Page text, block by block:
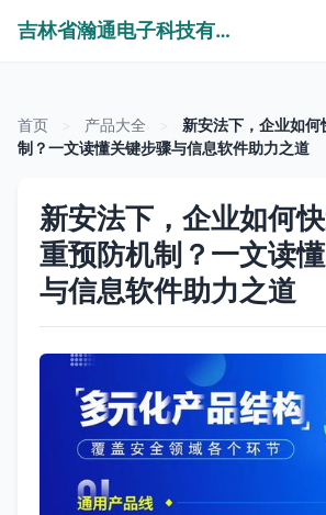
吉林省瀚通电子科技有限公司
首页 产品大全
新安法下，企业如
制？一文读懂关键步骤与信息软件助力之道
新安法下，企业如何
重预防机制？一文读
与信息软件助力之道